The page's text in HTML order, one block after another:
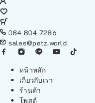
084 804 7286
sales@petz.world
หน้าหลัก
เกี่ยวกับเรา
ร้านค้า
โพสต์